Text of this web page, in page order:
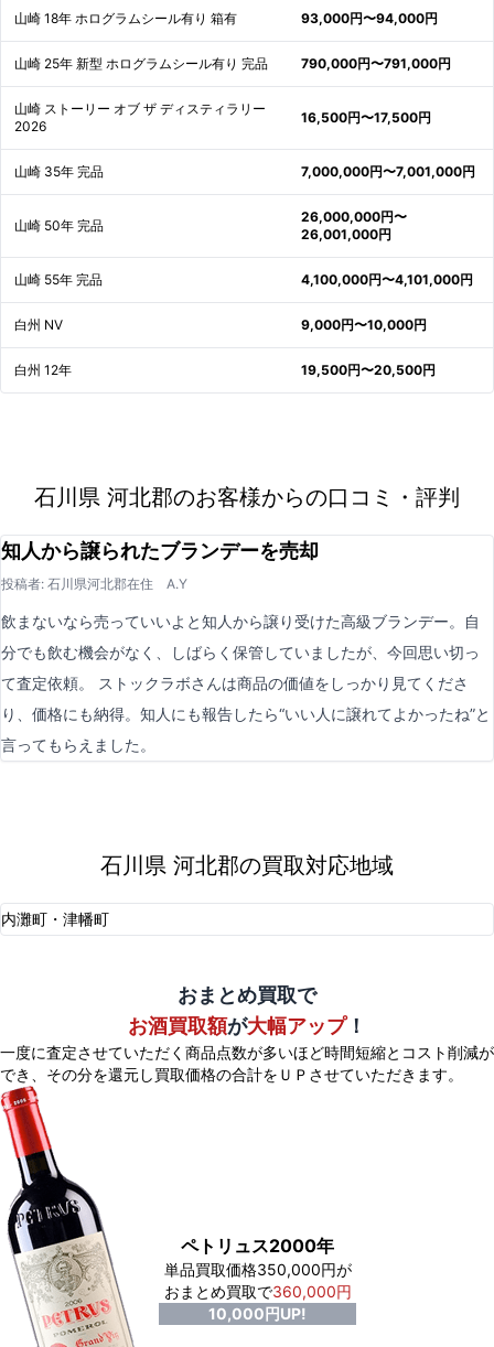
山崎 18年 ホログラムシール有り 箱有 93,000円〜94,000円
山崎 25年 新型 ホログラムシール有り 完品 790,000円〜791,000円
山崎 ストーリー オブ ザ ディスティラリー
2026
16,500円〜17,500円
山崎 35年 完品 7,000,000円〜7,001,000円
山崎 50年 完品
26,000,000円〜
26,001,000円
山崎 55年 完品 4,100,000円〜4,101,000円
白州 NV 9,000円〜10,000円
白州 12年 19,500円〜20,500円
石川県 河北郡のお客様からの口コミ・評判
知人から譲られたブランデーを売却
投稿者: 石川県河北郡在住 A.Y
飲まないなら売っていいよと知人から譲り受けた高級ブランデー。自
分でも飲む機会がなく、しばらく保管していましたが、今回思い切っ
て査定依頼。 ストックラボさんは商品の価値をしっかり見てくださ
り、価格にも納得。知人にも報告したら“いい人に譲れてよかったね”と
言ってもらえました。
石川県 河北郡の買取対応地域
内灘町・津幡町
おまとめ買取で
お酒買取額が大幅アップ！
一度に査定させていただく商品点数が多いほど時間短縮とコスト削減が
でき、 その分を還元し買取価格の合計をＵＰさせていただきます。
ペトリュス2000年
単品買取価格350,000円が
おまとめ買取で360,000円
10,000円UP!